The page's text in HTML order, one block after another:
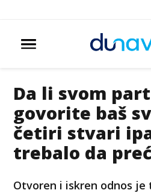
Da li svom
govorite baš
četiri stvari
trebalo da
Otvoren i iskren odnos je